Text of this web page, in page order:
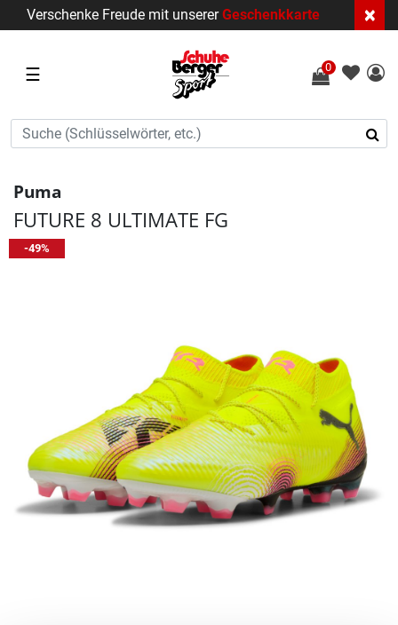
Verschenke Freude mit unsererGeschenkkarte ×
☰ 0
Puma
FUTURE 8 ULTIMATE FG
-49%